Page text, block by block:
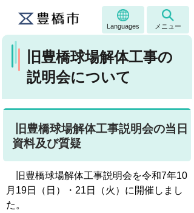
Languages メニュー
旧豊橋球場解体工事の
説明会について
旧豊橋球場解体工事説明会の当日
資料及び質疑
旧豊橋球場解体工事説明会を令和7年10
月19日（日）・21日（火）に開催しまし
た。